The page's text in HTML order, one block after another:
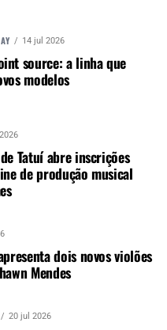
da
14 jul 2026
source: a linha que
modelos
Tatuí abre inscrições
de produção musical
dois novos violões
Mendes
20 jul 2026